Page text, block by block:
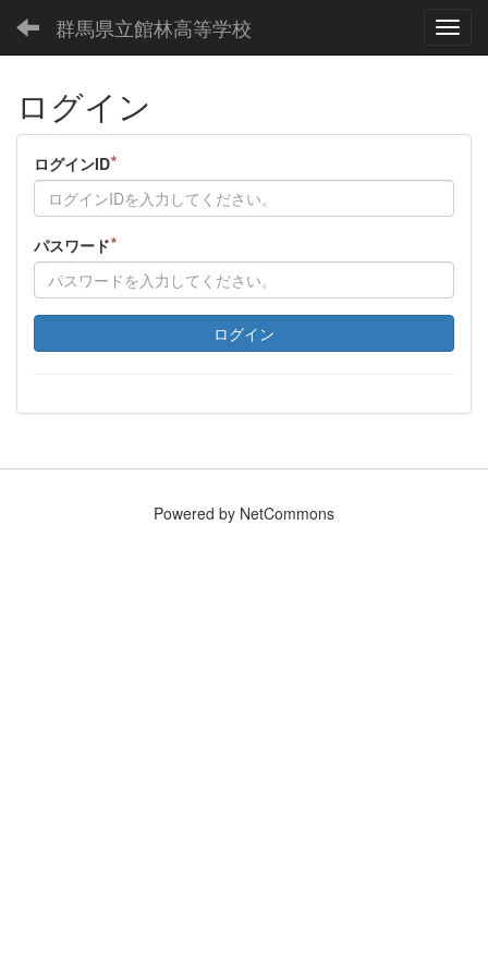
群馬県立館林高等学校
ログイン
ログインID*
パスワード*
ログイン
Powered by NetCommons